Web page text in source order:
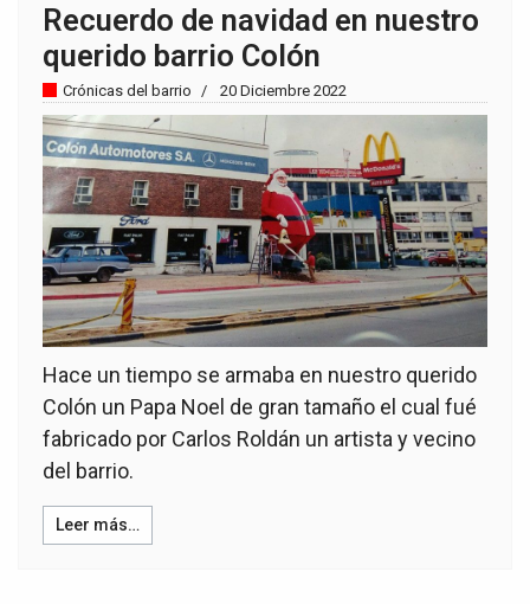
Recuerdo de navidad en nuestro
querido barrio Colón
Crónicas del barrio 20 Diciembre 2022
Hace un tiempo se armaba en nuestro querido
Colón un Papa Noel de gran tamaño el cual fué
fabricado por Carlos Roldán un artista y vecino
del barrio.
Leer más…